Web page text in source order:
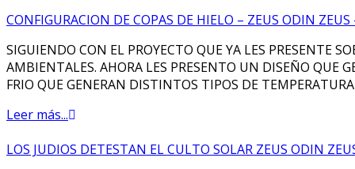
CONFIGURACION DE COPAS DE HIELO – ZEUS ODIN
SIGUIENDO CON EL PROYECTO QUE YA LES PRESENTE
AMBIENTALES. AHORA LES PRESENTO UN DISEÑO QUE
FRIO QUE GENERAN DISTINTOS TIPOS DE
Leer más...
LOS JUDIOS DETESTAN EL CULTO SOLAR ZEUS ODIN